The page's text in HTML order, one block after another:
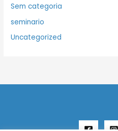
Sem categoria
seminario
Uncategorized